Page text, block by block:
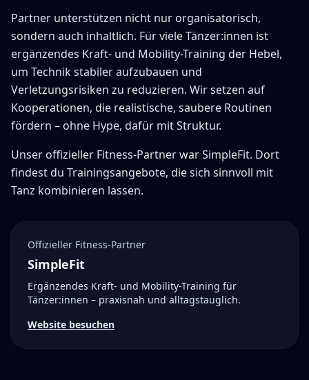
Partner unterstützen nicht nur organisatorisch,
sondern auch inhaltlich. Für viele Tänzer:innen ist
ergänzendes Kraft- und Mobility-Training der Hebel,
um Technik stabiler aufzubauen und
Verletzungsrisiken zu reduzieren. Wir setzen auf
Kooperationen, die realistische, saubere Routinen
fördern – ohne Hype, dafür mit Struktur.
Unser offizieller Fitness-Partner war SimpleFit. Dort
findest du Trainingsangebote, die sich sinnvoll mit
Tanz kombinieren lassen.
Offizieller Fitness-Partner
SimpleFit
Ergänzendes Kraft- und Mobility-Training für
Tänzer:innen – praxisnah und alltagstauglich.
Website besuchen